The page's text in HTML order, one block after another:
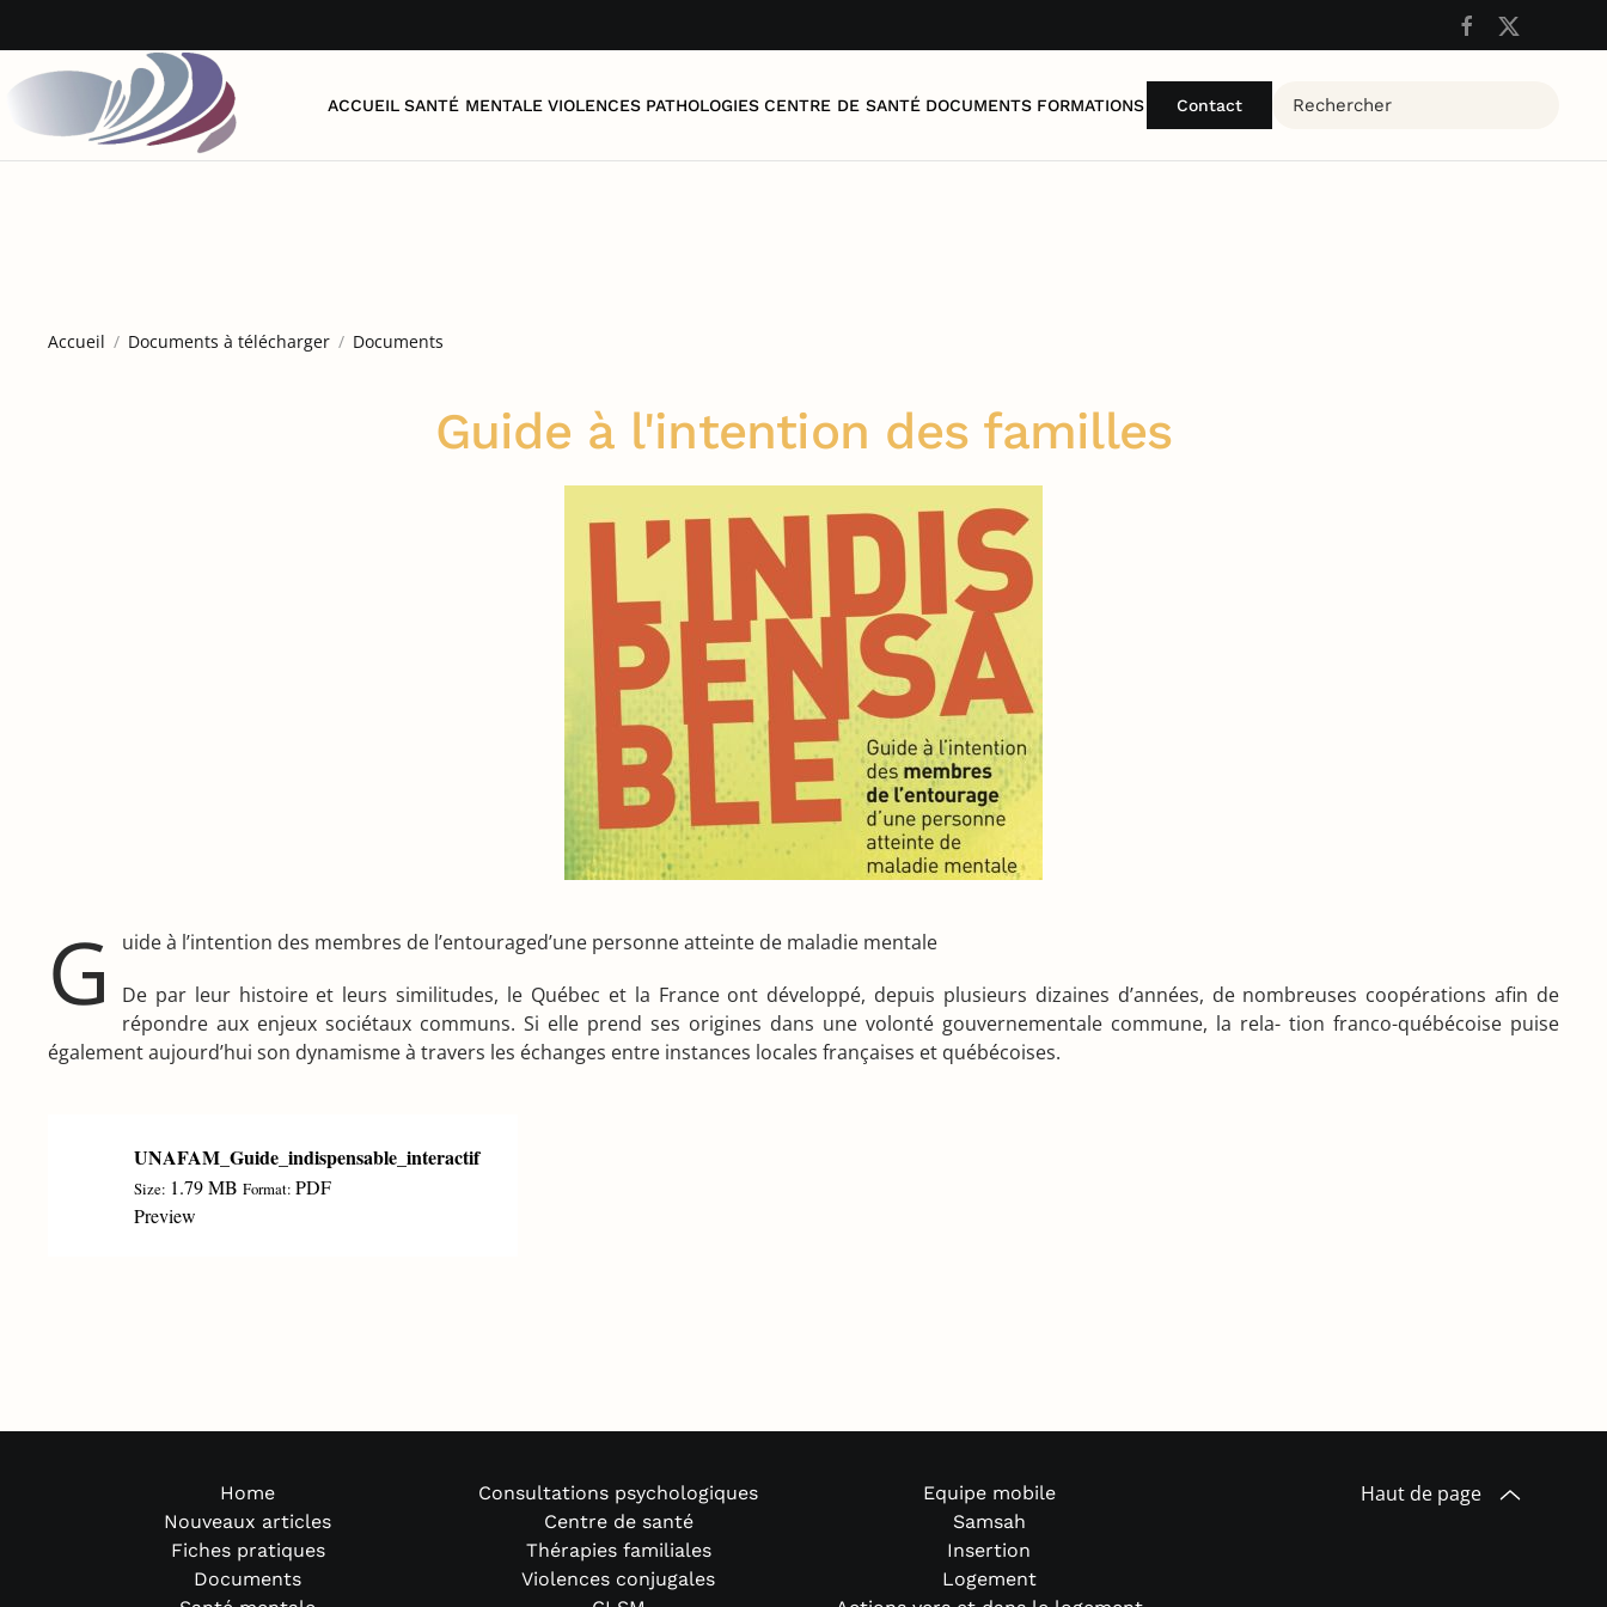
Accéder au contenu principal
ACCUEIL SANTÉ MENTALE VIOLENCES PATHOLOGIES CENTRE DE SANTÉ DOCUMENTS FORMATIONS Contact
Accueil Documents à télécharger Documents
Guide à l'intention des familles
G
uide à l’intention des membres de l’entouraged’une personne atteinte de maladie mentale
De par leur histoire et leurs similitudes, le Québec et la France ont développé, depuis plusieurs dizaines d’années, de nombreuses coopérations afin de
répondre aux enjeux sociétaux communs. Si elle prend ses origines dans une volonté gouvernementale commune, la rela- tion franco-québécoise puise
également aujourd’hui son dynamisme à travers les échanges entre instances locales françaises et québécoises.
UNAFAM_Guide_indispensable_interactif
Size: 1.79 MB Format: PDF
Preview
Home
Nouveaux articles
Fiches pratiques
Documents
Consultations psychologiques
Centre de santé
Thérapies familiales
Violences conjugales
Equipe mobile
Samsah
Insertion
Logement
Haut de page